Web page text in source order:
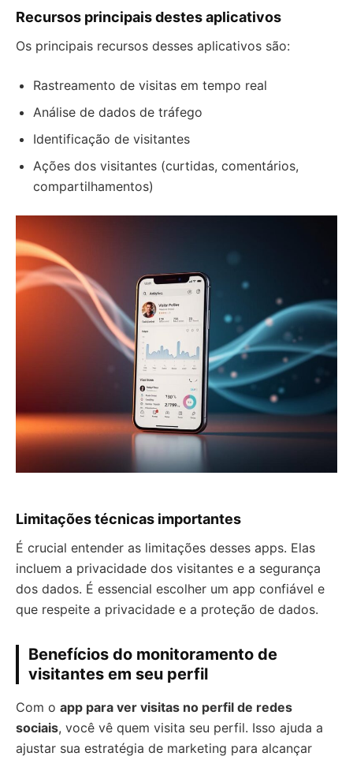
Recursos principais destes aplicativos
Os principais recursos desses aplicativos são:
Rastreamento de visitas em tempo real
Análise de dados de tráfego
Identificação de visitantes
Ações dos visitantes (curtidas, comentários,
compartilhamentos)
Limitações técnicas importantes
É crucial entender as limitações desses apps. Elas
incluem a privacidade dos visitantes e a segurança
dos dados. É essencial escolher um app confiável e
que respeite a privacidade e a proteção de dados.
Benefícios do monitoramento de
visitantes em seu perfil
Com o app para ver visitas no perfil de redes
sociais, você vê quem visita seu perfil. Isso ajuda a
ajustar sua estratégia de marketing para alcançar